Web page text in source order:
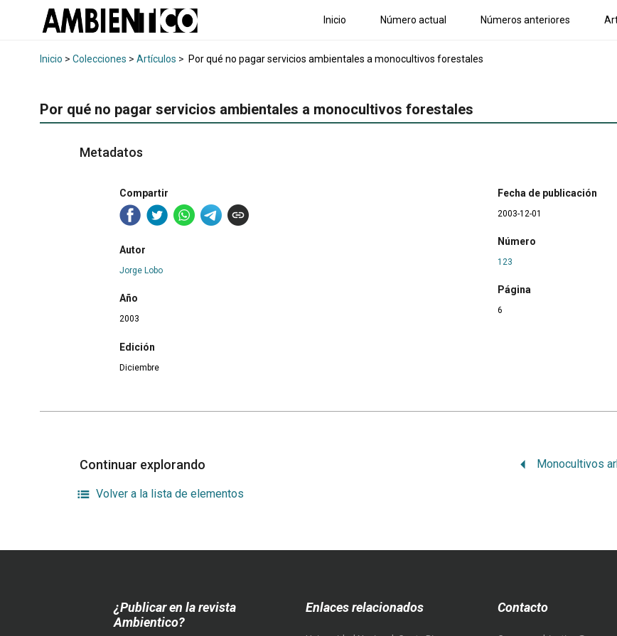
Inicio Número actual Números anteriores
Inicio > Colecciones > Artículos > Por qué no pagar servicios ambientales a monocultivos forestales
Por qué no pagar servicios ambientales a monocultivos forestales
Metadatos
Compartir
Autor
Jorge Lobo
Año
2003
Edición
Diciembre
Fecha de publicación
2003-12-01
Número
123
Página
6
Continuar explorando
Volver a la lista de elementos
¿Publicar en la revista
Ambientico?
Enlaces relacionados Contacto